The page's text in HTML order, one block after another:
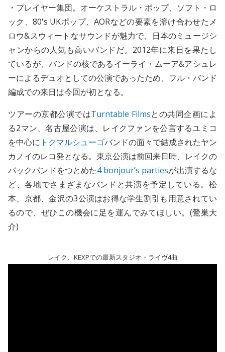
・プレイヤー集団。オーケストラル・ポップ、ソフト・ロ
ック、80's UKポップ、AORなどの要素を溶け合わせたメ
ロウ&スウィートなサウンドが魅力で、日本のミュージシ
ャンからの人気も高いバンドだ。2012年に来日を果たし
ているが、バンドの核であるイーライ・ムーア&アシュレ
ーによるデュオとしての公演であったため、フル・バンド
編成での来日は今回が初となる。
ツアーの京都公演ではTurntable Filmsとの共同企画によ
る2マン、名古屋公演は、レイクファンを公言するユミコ
を中心に トクマルシューゴバンドの面々で結成されたヤン
カノイのレコ発となる。東京公演は前回来日時、レイクの
バックバンドをつとめた4 bonjour’s partiesが出演するな
ど、各地でさまざまなバンドと共演を予定している。松
本、京都、金沢の3公演はお得な学生割引も用意されてい
るので、ぜひこの機会に足を運んでみてほしい。(鶯巣大
介)
レイク、KEXPでの最新スタジオ・ライヴ4曲